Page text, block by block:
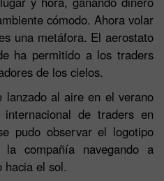
cómodo. Ahora volar
una metáfora. El aerostato
ha permitido a los traders
de los cielos.
lanzado al aire en el verano
de traders en
pudo observar el logotipo
compañía navegando a
hacia el sol.